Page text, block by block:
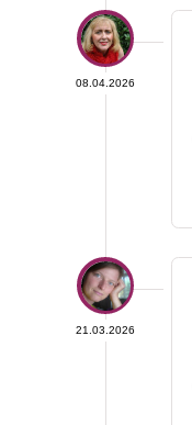
08.04.2026
21.03.2026